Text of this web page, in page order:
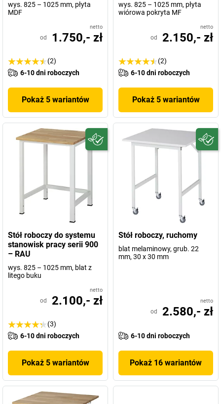
wys. 825 – 1025 mm, płyta
MDF
netto
od 1.750,- zł
(2)
6-10 dni roboczych
Pokaż 5 wariantów
wys. 825 – 1025 mm, płyta
wiórowa pokryta MF
netto
od 2.150,- zł
(2)
6-10 dni roboczych
Pokaż 5 wariantów
Stół roboczy do systemu
stanowisk pracy serii 900
– RAU
wys. 825 – 1025 mm, blat z
litego buku
netto
od 2.100,- zł
(3)
6-10 dni roboczych
Pokaż 5 wariantów
Stół roboczy, ruchomy
blat melaminowy, grub. 22
mm, 30 x 30 mm
netto
od 2.580,- zł
6-10 dni roboczych
Pokaż 16 wariantów